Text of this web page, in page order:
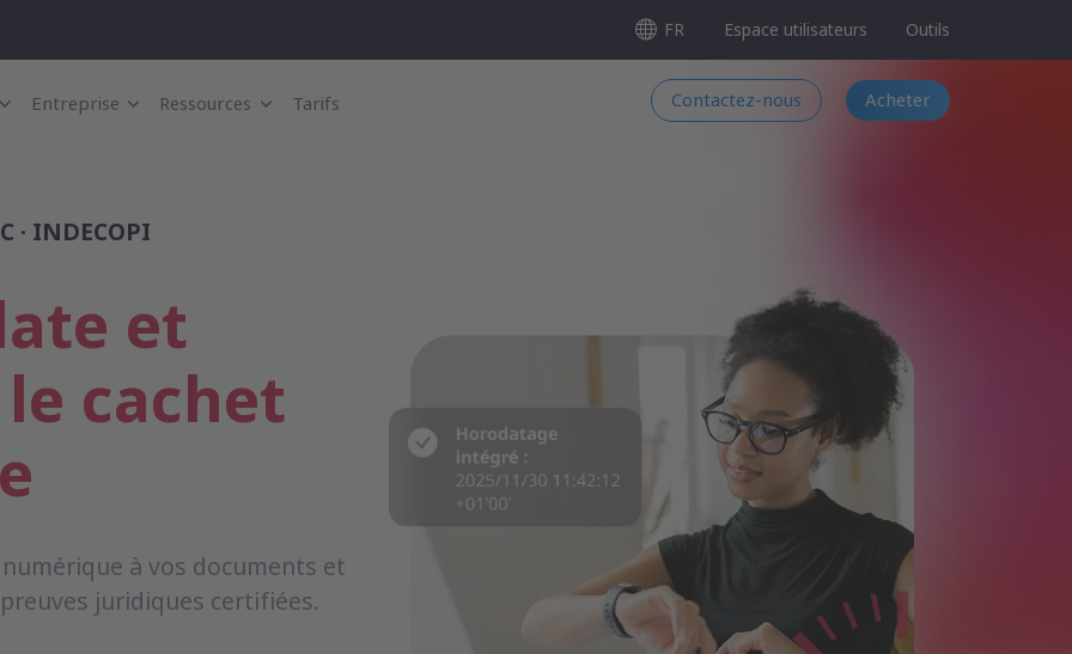
FR Espace utilisateurs Outils
Entreprise Ressources Tarifs Contactez-nous Acheter
· INDECOPI
et
cachet
à vos documents et
juridiques certifiées.